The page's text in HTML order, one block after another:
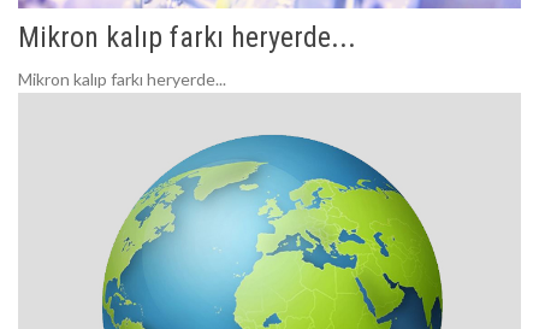
Mikron kalıp farkı heryerde...
Mikron kalıp farkı heryerde...